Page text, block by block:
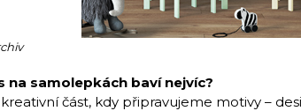
na samolepkách baví nejvíc?
část, kdy připravujeme motivy –